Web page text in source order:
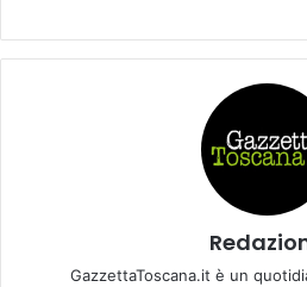
GazzettaToscana.it è un